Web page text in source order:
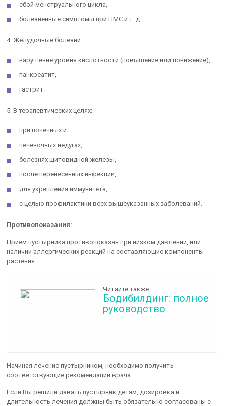
сбой менструального цикла,
болезненные симптомы при ПМС и т. д.
4. Желудочные болезни:
нарушение уровня кислотности (повышение или понижение),
панкреатит,
гастрит.
5. В терапевтических целях:
при почечных и
печеночных недугах,
болезнях щитовидной железы,
после перенесенных инфекций,
для укрепления иммунитета,
с целью профилактики всех вышеуказанных заболеваний.
Противопоказания:
Прием пустырника противопоказан при низком давлении, или
наличии аллергических реакций на составляющие компоненты
растения.
Читайте также:
Бодибилдинг: полное
руководство
Начиная лечение пустырником, необходимо получить
соответствующие рекомендации врача.
Если Вы решили давать пустырник детям, дозировка и
длительность лечения должны быть обязательно согласованы с